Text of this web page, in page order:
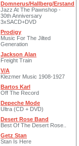
Domnerus/Hallberg/Erstand
Jazz At The Pawnshop -
30th Anniversary
3xSACD+DVD
Prodigy
Music For The Jilted
Generation
Jackson Alan
Freight Train
V/A
Klezmer Music 1908-1927
Bartos Karl
Off The Record
Depeche Mode
Ultra (CD + DVD)
Desert Rose Band
Best Of The Desert Rose..
Getz Stan
Stan Is Here